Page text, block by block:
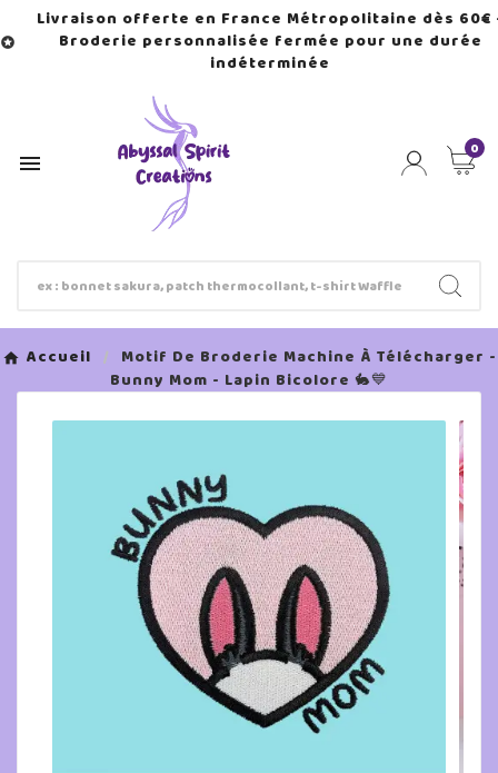

Livraison offerte en France Métropolitaine dès 60€
Broderie personnalisée fermée pour une durée
indéterminée

0
Accueil
Motif De Broderie Machine À Télécharger -
Bunny Mom - Lapin Bicolore 🐇💙